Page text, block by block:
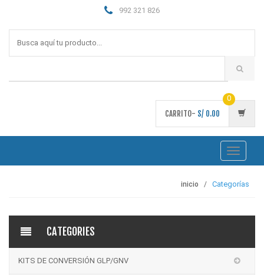
992 321 826
CARRITO- S/ 0.00
0
Toggle
inicio Categorías
CATEGORIES
KITS DE CONVERSIÓN GLP/GNV